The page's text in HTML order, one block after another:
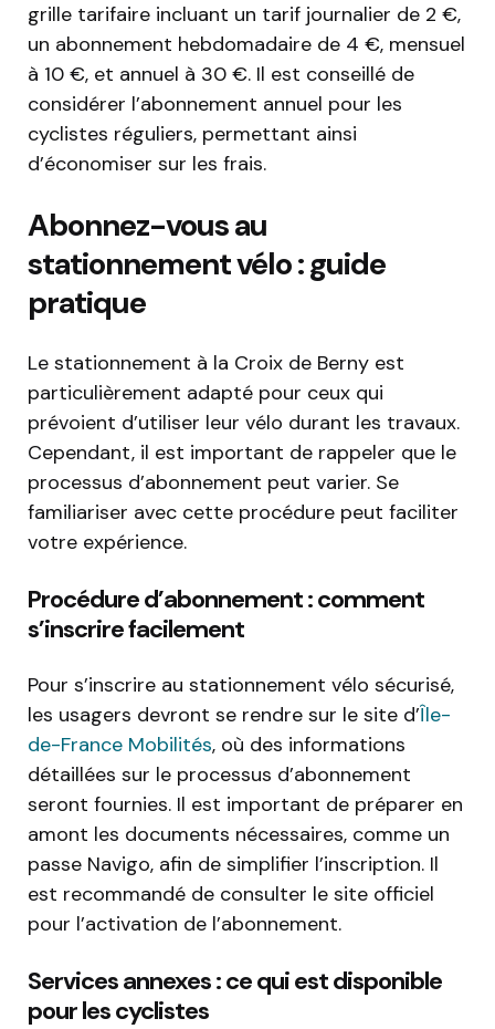
grille tarifaire incluant un tarif journalier de 2 €,
un abonnement hebdomadaire de 4 €, mensuel
à 10 €, et annuel à 30 €. Il est conseillé de
considérer l’abonnement annuel pour les
cyclistes réguliers, permettant ainsi
d’économiser sur les frais.
Abonnez-vous au
stationnement vélo : guide
pratique
Le stationnement à la Croix de Berny est
particulièrement adapté pour ceux qui
prévoient d’utiliser leur vélo durant les travaux.
Cependant, il est important de rappeler que le
processus d’abonnement peut varier. Se
familiariser avec cette procédure peut faciliter
votre expérience.
Procédure d’abonnement : comment
s’inscrire facilement
Pour s’inscrire au stationnement vélo sécurisé,
les usagers devront se rendre sur le site d’Île-
de-France Mobilités, où des informations
détaillées sur le processus d’abonnement
seront fournies. Il est important de préparer en
amont les documents nécessaires, comme un
passe Navigo, afin de simplifier l’inscription. Il
est recommandé de consulter le site officiel
pour l’activation de l’abonnement.
Services annexes : ce qui est disponible
pour les cyclistes